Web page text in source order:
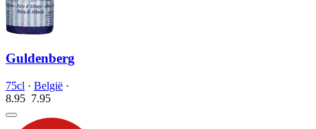
Guldenberg
75cl · België ·
8.95 7.95